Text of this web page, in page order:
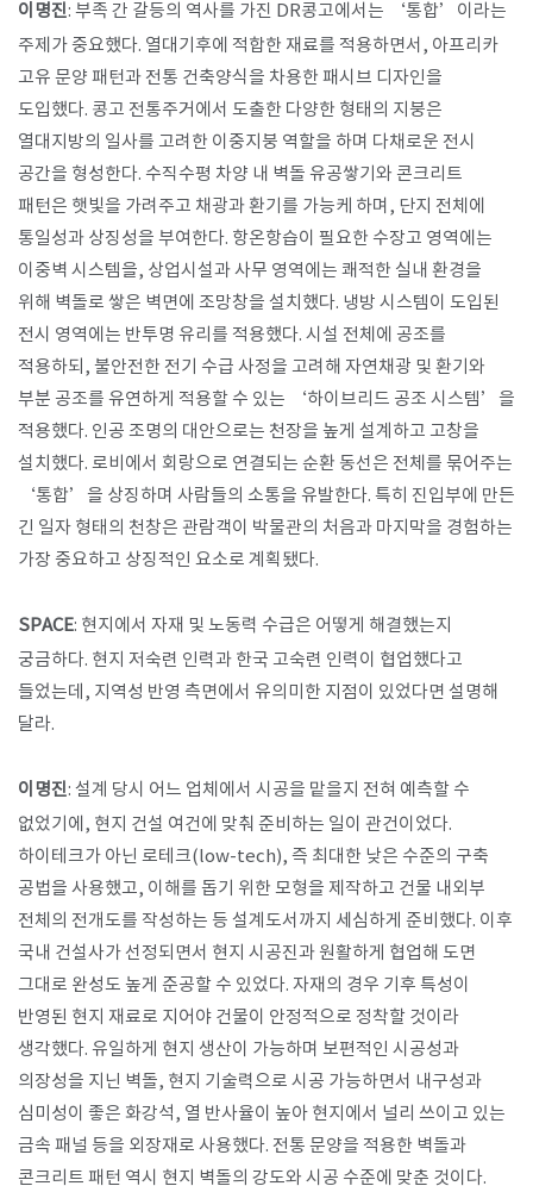
이명진: 부족 간 갈등의 역사를 가진 DR콩고에서는 ‘통합’이라는
주제가 중요했다. 열대기후에 적합한 재료를 적용하면서, 아프리카
고유 문양 패턴과 전통 건축양식을 차용한 패시브 디자인을
도입했다. 콩고 전통주거에서 도출한 다양한 형태의 지붕은
열대지방의 일사를 고려한 이중지붕 역할을 하며 다채로운 전시
공간을 형성한다. 수직수평 차양 내 벽돌 유공쌓기와 콘크리트
패턴은 햇빛을 가려주고 채광과 환기를 가능케 하며, 단지 전체에
통일성과 상징성을 부여한다. 항온항습이 필요한 수장고 영역에는
이중벽 시스템을, 상업시설과 사무 영역에는 쾌적한 실내 환경을
위해 벽돌로 쌓은 벽면에 조망창을 설치했다. 냉방 시스템이 도입된
전시 영역에는 반투명 유리를 적용했다. 시설 전체에 공조를
적용하되, 불안전한 전기 수급 사정을 고려해 자연채광 및 환기와
부분 공조를 유연하게 적용할 수 있는 ‘하이브리드 공조 시스템’을
적용했다. 인공 조명의 대안으로는 천장을 높게 설계하고 고창을
설치했다. 로비에서 회랑으로 연결되는 순환 동선은 전체를 묶어주는
‘통합’을 상징하며 사람들의 소통을 유발한다. 특히 진입부에 만든
긴 일자 형태의 천창은 관람객이 박물관의 처음과 마지막을 경험하는
가장 중요하고 상징적인 요소로 계획됐다.
SPACE: 현지에서 자재 및 노동력 수급은 어떻게 해결했는지
궁금하다. 현지 저숙련 인력과 한국 고숙련 인력이 협업했다고
들었는데, 지역성 반영 측면에서 유의미한 지점이 있었다면 설명해
달라.
이명진: 설계 당시 어느 업체에서 시공을 맡을지 전혀 예측할 수
없었기에, 현지 건설 여건에 맞춰 준비하는 일이 관건이었다.
하이테크가 아닌 로테크(low-tech), 즉 최대한 낮은 수준의 구축
공법을 사용했고, 이해를 돕기 위한 모형을 제작하고 건물 내외부
전체의 전개도를 작성하는 등 설계도서까지 세심하게 준비했다. 이후
국내 건설사가 선정되면서 현지 시공진과 원활하게 협업해 도면
그대로 완성도 높게 준공할 수 있었다. 자재의 경우 기후 특성이
반영된 현지 재료로 지어야 건물이 안정적으로 정착할 것이라
생각했다. 유일하게 현지 생산이 가능하며 보편적인 시공성과
의장성을 지닌 벽돌, 현지 기술력으로 시공 가능하면서 내구성과
심미성이 좋은 화강석, 열 반사율이 높아 현지에서 널리 쓰이고 있는
금속 패널 등을 외장재로 사용했다. 전통 문양을 적용한 벽돌과
콘크리트 패턴 역시 현지 벽돌의 강도와 시공 수준에 맞춘 것이다.​